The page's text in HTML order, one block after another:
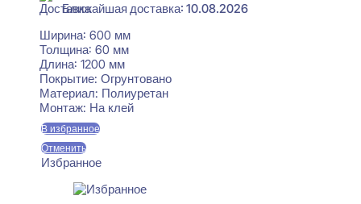
Ближайшая доставка: 10.08.2026
Ширина: 600 мм
Толщина: 60 мм
Длина: 1200 мм
Покрытие: Огрунтовано
Материал: Полиуретан
Монтаж: На клей
В избранное
Отменить
Избранное